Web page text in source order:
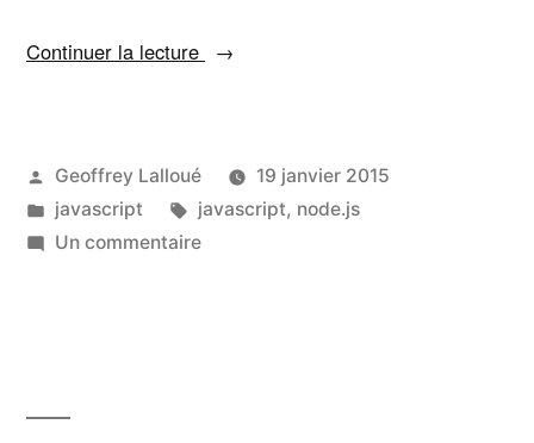
Continuer la lecture
« Installer
Publié
par
Geoffrey Lalloué
19 janvier 2015
Publié
dans
javascript Étiquettes :
javascript, node.js
Un commentairesur